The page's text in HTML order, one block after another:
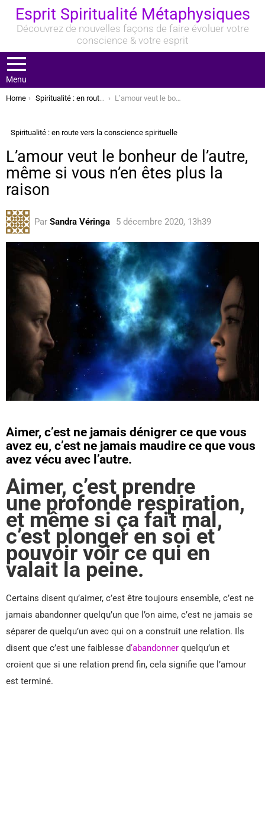
Esprit Spiritualité Métaphysiques
Découvrez de nouvelles façons de faire évoluer votre
conscience & votre esprit
Menu
You are here:
Home Spiritualité : en route vers la conscience spirituelle L’amour veut le bonheur de l’autre, même si vous n’en êtes plus la raison
Spiritualité : en route vers la conscience spirituelle
L’amour veut le bonheur de l’autre,
même si vous n’en êtes plus la
raison
Par Sandra Véringa 5 décembre 2020, 13h39
Aimer, c’est ne jamais dénigrer ce que vous
avez eu, c’est ne jamais maudire ce que vous
avez vécu avec l’autre.
Aimer, c’est prendre
une profonde respiration,
et même si ça fait mal,
c’est plonger en soi et
pouvoir voir ce qui en
valait la peine.
Certains disent qu’aimer, c’est être toujours ensemble, c’est ne
jamais abandonner quelqu’un que l’on aime, c’est ne jamais se
séparer de quelqu’un avec qui on a construit une relation. Ils
disent que c’est une faiblesse d‘abandonner quelqu’un et
croient que si une relation prend fin, cela signifie que l’amour
est terminé.